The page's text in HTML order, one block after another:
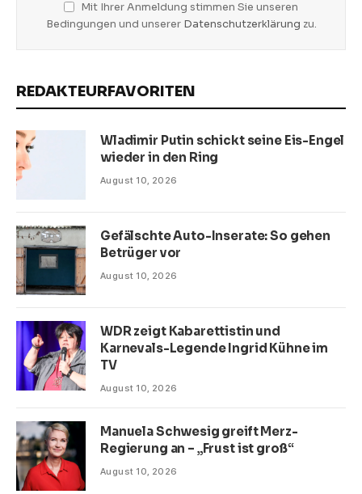
Mit Ihrer Anmeldung stimmen Sie unseren
Bedingungen und unserer Datenschutzerklärung zu.
REDAKTEURFAVORITEN
Wladimir Putin schickt seine Eis-Engel
wieder in den Ring
August 10, 2026
Gefälschte Auto-Inserate: So gehen
Betrüger vor
August 10, 2026
WDR zeigt Kabarettistin und
Karnevals-Legende Ingrid Kühne im
TV
August 10, 2026
Manuela Schwesig greift Merz-
Regierung an – „Frust ist groß“
August 10, 2026